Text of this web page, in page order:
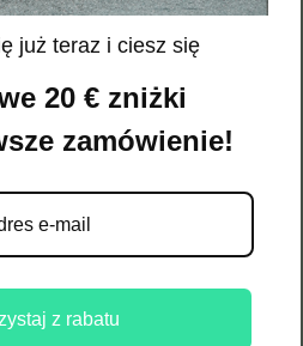
teraz,
o
e-mail
już teraz i ciesz się
20 € zniżki
zamówienie!
z rabatu